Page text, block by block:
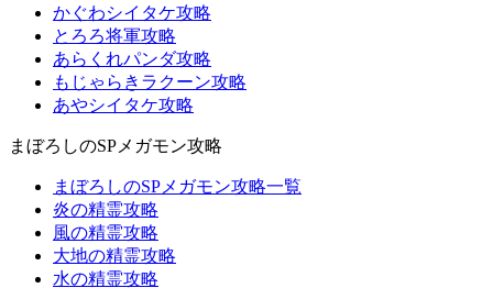
かぐわシイタケ攻略
とろろ将軍攻略
あらくれパンダ攻略
もじゃらきラクーン攻略
あやシイタケ攻略
まぼろしのSPメガモン攻略
まぼろしのSPメガモン攻略一覧
炎の精霊攻略
風の精霊攻略
大地の精霊攻略
水の精霊攻略